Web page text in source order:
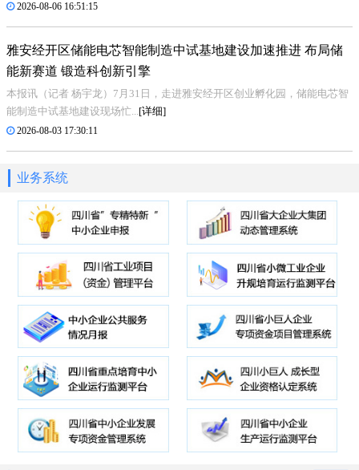
2026-08-06 16:51:15
雅安经开区储能电芯智能制造中试基地建设加速推进 布局储
能新赛道 锻造科创新引擎
本报讯（记者 杨宇龙）7月31日，走进雅安经开区创业孵化园，储能电芯智
能制造中试基地建设现场忙... [详细]
2026-08-03 17:30:11
业务系统